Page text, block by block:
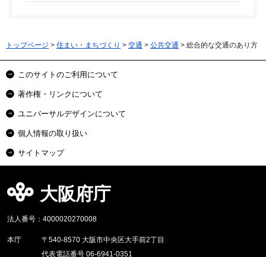
トップページ > 住まい・まちづくり > 交通 > 公共交通 > 総合的な交通のあり方
このサイトのご利用について
著作権・リンクについて
ユニバーサルデザインについて
個人情報の取り扱い
サイトマップ
大阪府庁
法人番号：4000020270008
本庁
〒540-8570 大阪市中央区大手前2丁目
代表電話番号 06-6941-0351